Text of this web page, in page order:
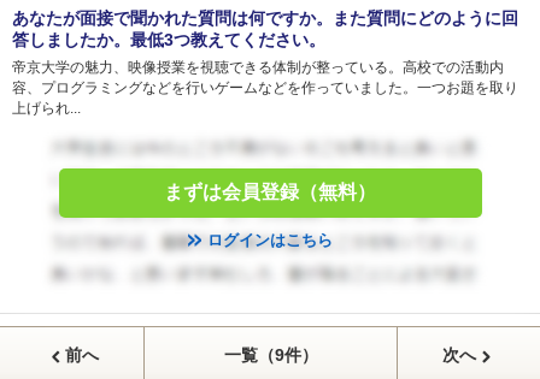
あなたが面接で聞かれた質問は何ですか。また質問にどのように回
答しましたか。最低3つ教えてください。
帝京大学の魅力、映像授業を視聴できる体制が整っている。高校での活動内
容、プログラミングなどを行いゲームなどを作っていました。一つお題を取り
上げられ...
まずは会員登録（無料）
ログインはこちら
前へ 一覧（9件） 次へ